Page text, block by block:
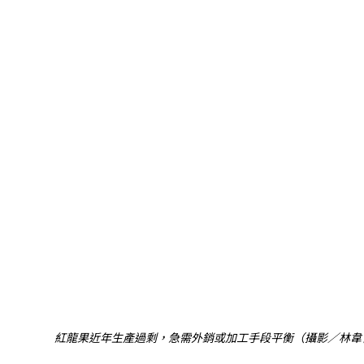
紅龍果近年生產過剩，急需外銷或加工手段平衡（攝影／林